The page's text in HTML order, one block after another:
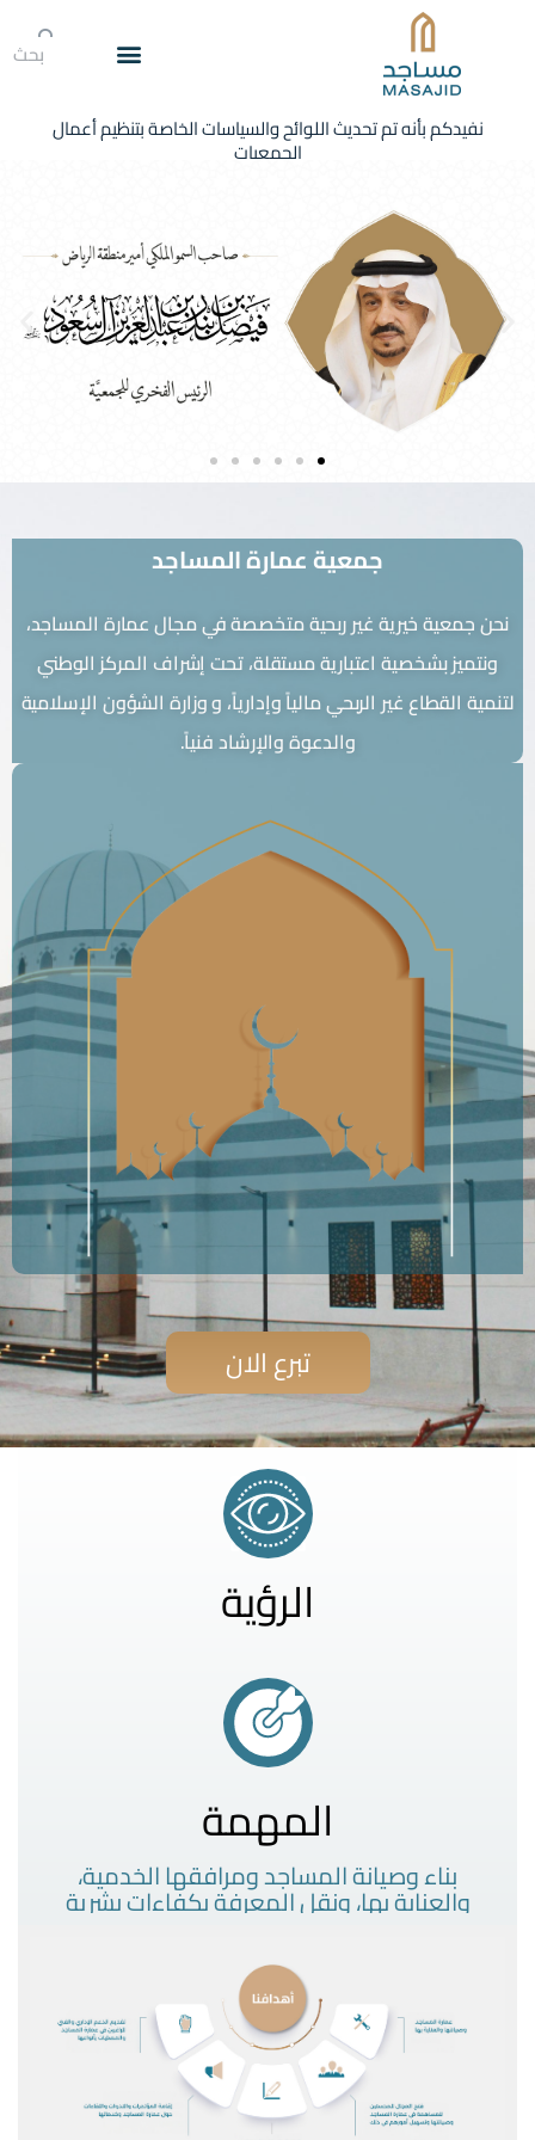
اللوائح والسياسات الخاصة بتنظيم أعمال
الجمعيات
عمارة المساجد
ربحية متخصصة في مجال عمارة المساجد،
مستقلة، تحت إشراف المركز الوطني
مالياً وإدارياً، و وزارة الشؤون الإسلامية
تبرع الان
المساجد ومرافقها الخدمية،
ونقل المعرفة بكفاءات بشرية
هندسية وتقنية حديثة عالية
الاستدامة المالية والعمل
والقطاع الخاص على
والتبرعات لها